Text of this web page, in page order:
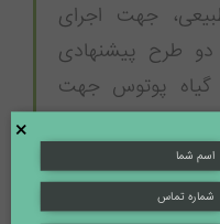
جهت اجرای
دو طرح پیشنهادی
گیاه پوتوس جهت
بود.
گیاه در دیوار
×